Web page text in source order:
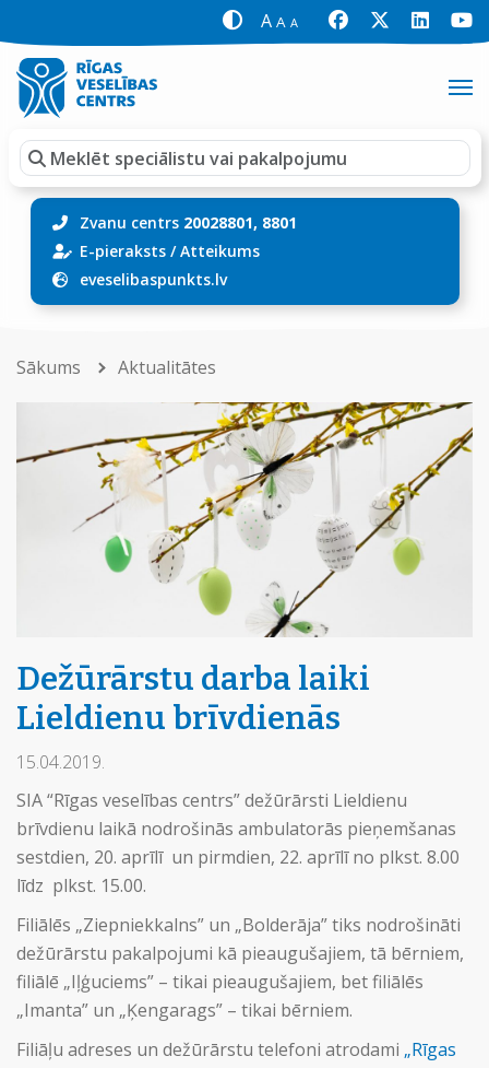
A A A
Zvanu centrs 20028801, 8801
E-pieraksts/Atteikums
eveselibaspunkts.lv
Sākums Aktualitātes
Dežūrārstu darba laiki
Lieldienu brīvdienās
15.04.2019.
SIA “Rīgas veselības centrs” dežūrārsti Lieldienu
brīvdienu laikā nodrošinās ambulatorās pieņemšanas
sestdien, 20. aprīlī un pirmdien, 22. aprīlī no plkst. 8.00
līdz plkst. 15.00.
Filiālēs „Ziepniekkalns” un „Bolderāja” tiks nodrošināti
dežūrārstu pakalpojumi kā pieaugušajiem, tā bērniem,
filiālē „Iļģuciems” – tikai pieaugušajiem, bet filiālēs
„Imanta” un „Ķengarags” – tikai bērniem.
Filiāļu adreses un dežūrārstu telefoni atrodami „Rīgas